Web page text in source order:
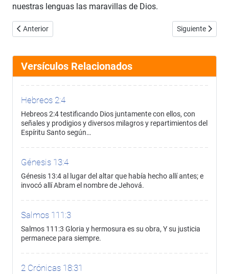
nuestras lenguas las maravillas de Dios.
Artículo anterior: Hechos 2:10
Anterior Artículo
Siguiente
Versículos Relacionados
Hebreos 2:4
Hebreos 2:4 testificando Dios juntamente con ellos, con
señales y prodigios y diversos milagros y repartimientos del
Espíritu Santo según…
Génesis 13:4
Génesis 13:4 al lugar del altar que había hecho allí antes; e
invocó allí Abram el nombre de Jehová.
Salmos 111:3
Salmos 111:3 Gloria y hermosura es su obra, Y su justicia
permanece para siempre.
2 Crónicas 18:31